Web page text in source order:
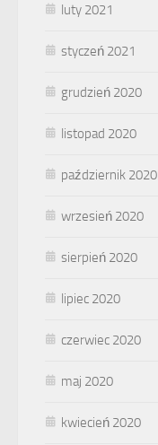
luty 2021
styczeń 2021
grudzień 2020
listopad 2020
październik 2020
wrzesień 2020
sierpień 2020
lipiec 2020
czerwiec 2020
maj 2020
kwiecień 2020